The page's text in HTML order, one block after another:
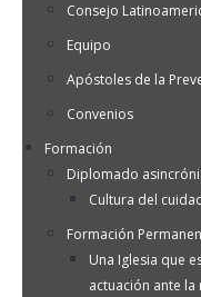
Consejo
Equipo
Apóstoles de la
Convenios
Formación
Diplomado
Cultura del
Formación
Una Iglesia que
actuación ante